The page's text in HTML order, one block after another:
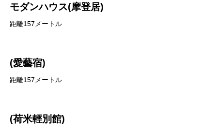
モダンハウス(摩登居)
距離157メートル
(愛藝宿)
距離157メートル
(荷米輕別館)